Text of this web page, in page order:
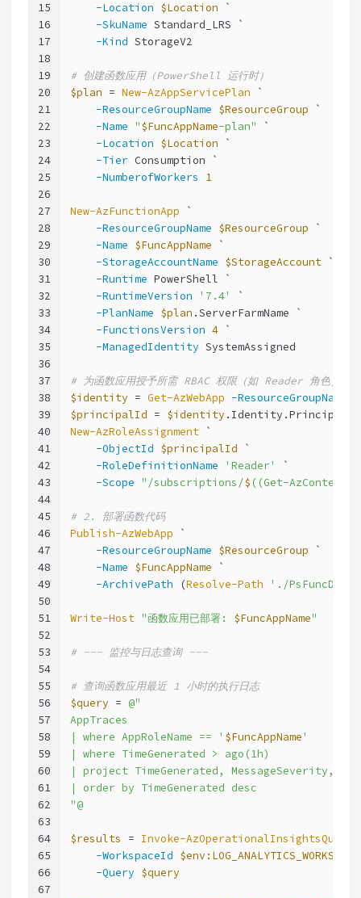
15
16
17
18
19
20
21
22
23
24
25
26
27
28
29
30
31
32
33
34
35
36
37
38
39
40
41
42
43
44
45
46
47
48
49
50
51
52
53
54
55
56
57
58
59
60
61
62
63
64
65
66
67
-Location $Location `
-SkuName Standard_LRS `
-Kind StorageV2
# 创建函数应用（PowerShell 运行时）
$plan = New-AzAppServicePlan `
-ResourceGroupName $ResourceGroup `
-Name "$FuncAppName-plan" `
-Location $Location `
-Tier Consumption `
-NumberofWorkers
1
New-AzFunctionApp `
-ResourceGroupName $ResourceGroup `
-Name $FuncAppName `
-StorageAccountName $StorageAccount `
-Runtime PowerShell `
-RuntimeVersion
'7.4'
`
-PlanName $plan .ServerFarmName `
-FunctionsVersion 4 `
-ManagedIdentity SystemAssigned
# 为函数应用授予所需 RBAC 权限（如 Reader 角色）
$identity = Get-AzWebApp -ResourceGroupName
$principalId = $identity .Identity.PrincipalId
New-AzRoleAssignment `
-ObjectId $principalId `
-RoleDefinitionName
'Reader'
`
-Scope "/subscriptions/$ ((Get-
# 2. 部署函数代码
Publish-AzWebApp `
-ResourceGroupName $ResourceGroup `
-Name $FuncAppName `
-ArchivePath (Resolve-Path './
Write-Host "函数应用已部署: $FuncAppName"
# --- 监控与日志查询 ---
# 查询函数应用最近 1 小时的执行日志
$query = @"
AppTraces
| where AppRoleName == ' $FuncAppName'
| where TimeGenerated > ago(1h)
| project TimeGenerated, MessageSeverity,
| order by TimeGenerated desc
"@
$results = Invoke-AzOperationalInsightsQuery
-WorkspaceId
-Query $query